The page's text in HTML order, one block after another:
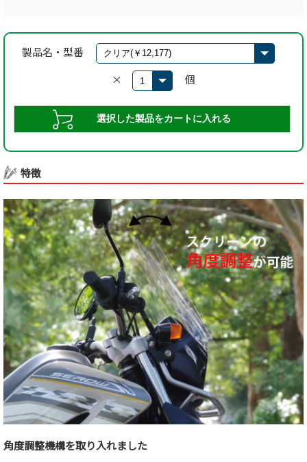
製品名・型番
×
個
特徴
角度調整機構を取り入れました